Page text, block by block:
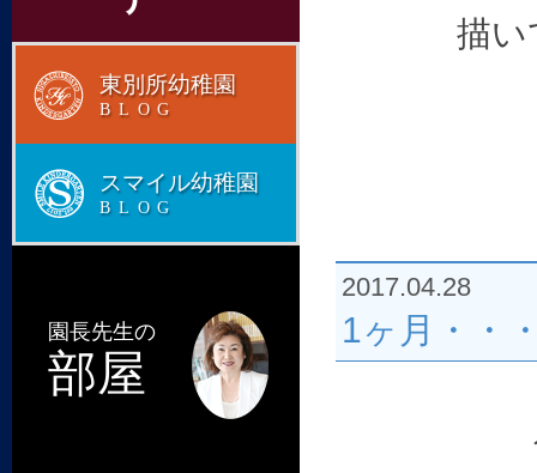
描い
2017.04.28
1ヶ月・・
東別所幼稚園
BLOG
スマイル幼稚園
BLOG
園長先生の
部屋